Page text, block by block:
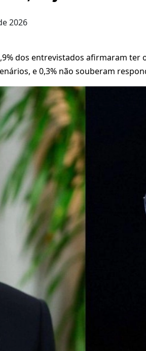
2026
dos entrevistados afirmaram ter
e 0,3% não souberam